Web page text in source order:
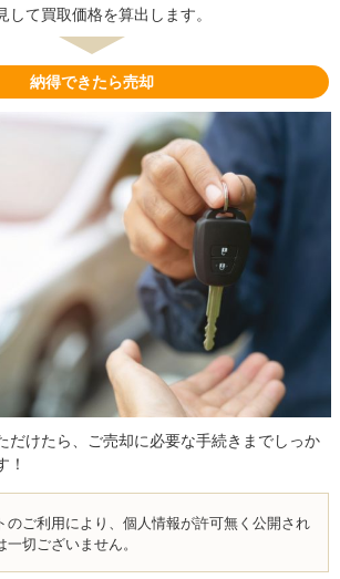
て買取価格を算出します。
納得できたら売却
だけたら、ご売却に必要な手続きまでしっか
！
のご利用により、個人情報が許可無く公開され
一切ございません。